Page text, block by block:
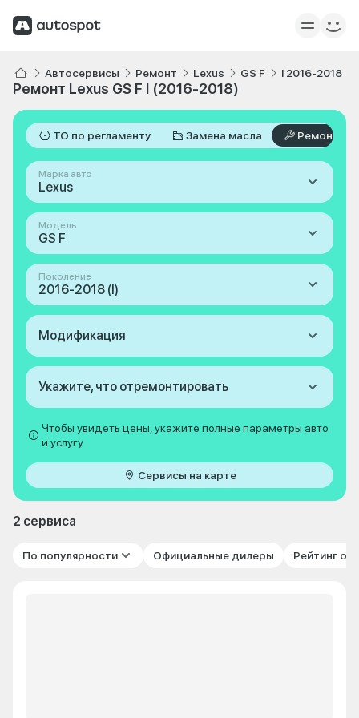
Автосервисы Ремонт Lexus GS F I 2016-2018
Ремонт Lexus GS F I (2016-2018)
ТО по регламенту Замена масла Ремонт
Марка авто
Lexus
Модель
GS F
Поколение
2016-2018 (I)
Модификация
Укажите, что отремонтировать
Чтобы увидеть цены, укажите полные параметры авто
и услугу
Сервисы на карте
2 сервиса
По популярности Официальные дилеры Рейтинг